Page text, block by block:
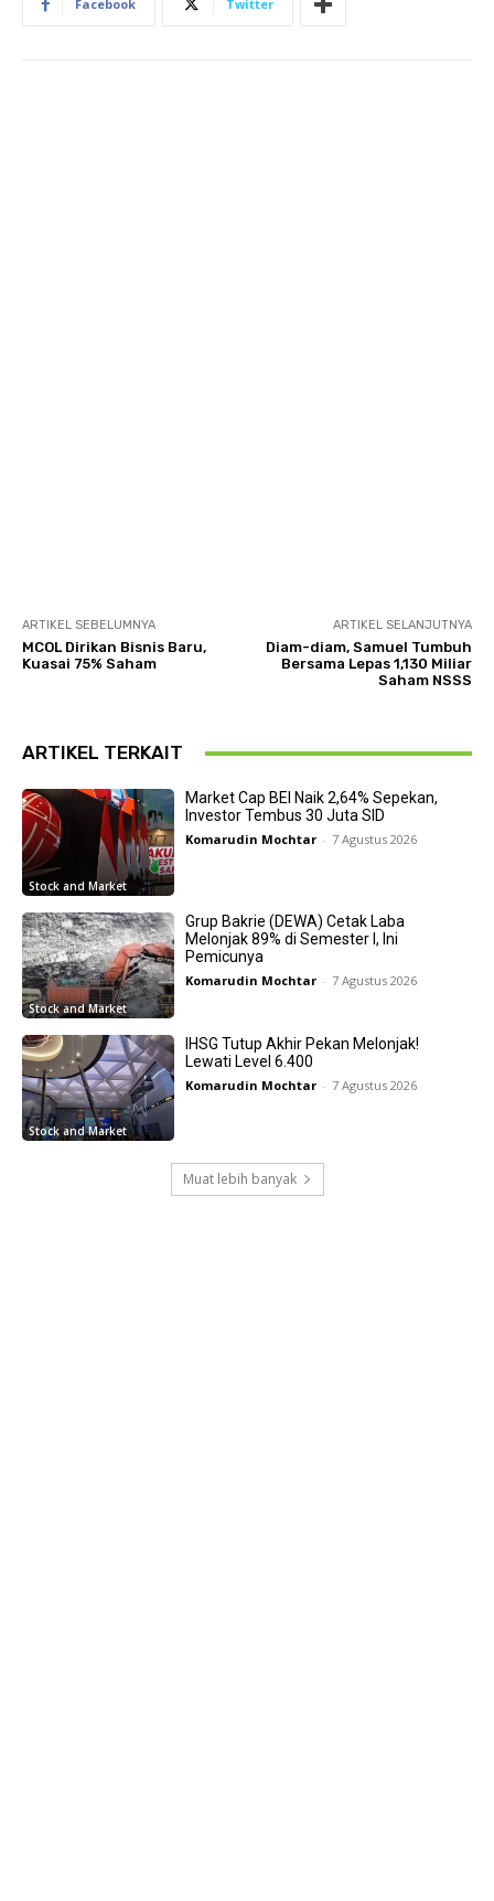
Facebook Twitter
ARTIKEL SEBELUMNYA
MCOL Dirikan Bisnis Baru,
Kuasai 75% Saham
ARTIKEL SELANJUTNYA
Diam-diam, Samuel Tumbuh
Bersama Lepas 1,130 Miliar
Saham NSSS
ARTIKEL TERKAIT
Stock and Market
Market Cap BEI Naik 2,64% Sepekan,
Investor Tembus 30 Juta SID
Komarudin Mochtar - 7 Agustus 2026
Stock and Market
Grup Bakrie (DEWA) Cetak Laba
Melonjak 89% di Semester I, Ini
Pemicunya
Komarudin Mochtar - 7 Agustus 2026
Stock and Market
IHSG Tutup Akhir Pekan Melonjak!
Lewati Level 6.400
Komarudin Mochtar - 7 Agustus 2026
Muat lebih banyak